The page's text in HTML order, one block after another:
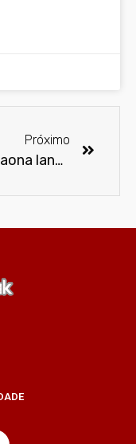
Próximo
Caio Gaona lança versão pesada para tema de Adão Negro